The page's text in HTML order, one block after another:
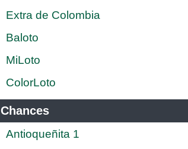
Extra de Colombia
Baloto
MiLoto
ColorLoto
Chances
Antioqueñita 1